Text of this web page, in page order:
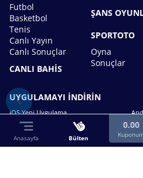
Futbol
Basketbol
Tenis
Canlı Yayın
Canlı Sonuçlar
CANLI BAHİS
ŞANS
SPORTOTO
Oyna
Sonuçlar
UYGULAMAYI İNDİRİN
iOS Yeni Uygulama
Anasayfa Bülten
0.00